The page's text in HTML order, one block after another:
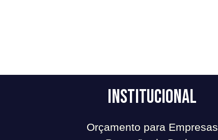
Institucional
Orçamento para Empresas